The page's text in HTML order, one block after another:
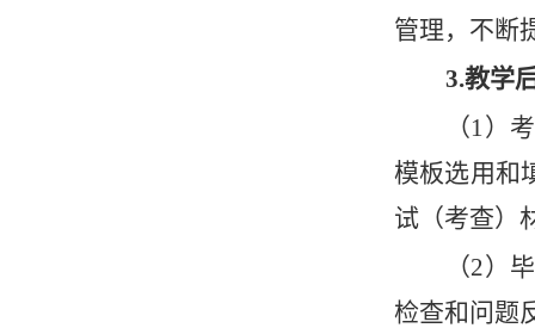
管理，不断
3.教学
（1）
模板选用和
试（考查）
（2）
检查和问题